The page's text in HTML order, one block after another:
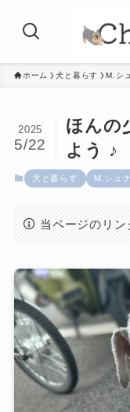
ホーム 犬と暮らす M.シ
ほんの
よう ♪
2025
5/22
犬と暮らす M.シュ
当ページのリン